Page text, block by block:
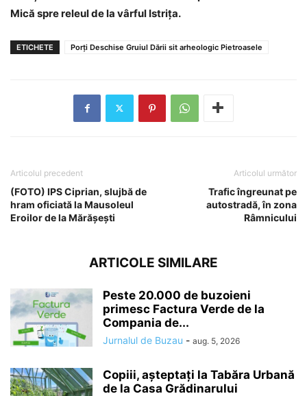
Mică spre releul de la vârful Istrița.
ETICHETE Porți Deschise Gruiul Dării sit arheologic Pietroasele
Articolul precedent
(FOTO) IPS Ciprian, slujbă de
hram oficiată la Mausoleul
Eroilor de la Mărășești
Articolul următor
Trafic îngreunat pe
autostradă, în zona
Râmnicului
ARTICOLE SIMILARE
Peste 20.000 de buzoieni
primesc Factura Verde de la
Compania de...
Jurnalul de Buzau - aug. 5, 2026
Copiii, așteptați la Tabăra Urbană
de la Casa Grădinarului